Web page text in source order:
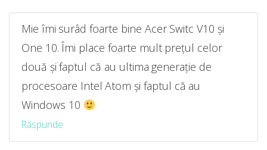
Mie îmi surâd foarte bine Acer Switc V10 și
One 10. Îmi place foarte mult prețul celor
două și faptul că au ultima generație de
procesoare Intel Atom și faptul că au
Windows 10
Răspunde